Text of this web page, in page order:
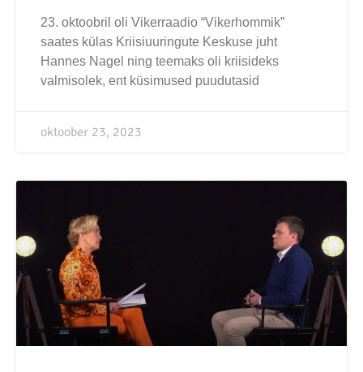
23. oktoobril oli Vikerraadio “Vikerhommik”
saates külas Kriisiuuringute Keskuse juht
Hannes Nagel ning teemaks oli kriisideks
valmisolek, ent küsimused puudutasid
oktoober 23, 2023